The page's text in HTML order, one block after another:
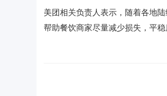
美团相关负责人表示，随着各地
帮助餐饮商家尽量减少损失，平稳